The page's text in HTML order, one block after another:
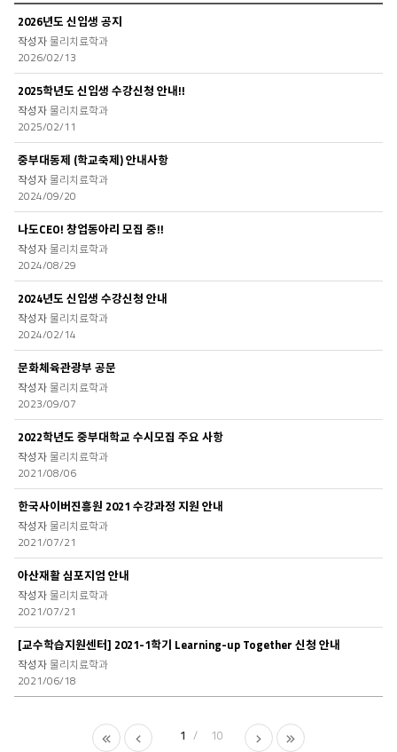
지
사
항
목
록
2026년도 신입생 공지
물리치료학과
2026/02/13
2025학년도 신입생 수강신청 안내!!
물리치료학과
2025/02/11
중부대동제 (학교축제) 안내사항
물리치료학과
2024/09/20
나도CEO! 창업동아리 모집 중!!
물리치료학과
2024/08/29
2024년도 신입생 수강신청 안내
물리치료학과
2024/02/14
문화체육관광부 공문
물리치료학과
2023/09/07
2022학년도 중부대학교 수시모집 주요 사항
물리치료학과
2021/08/06
한국사이버진흥원 2021 수강과정 지원 안내
물리치료학과
2021/07/21
아산재활 심포지엄 안내
물리치료학과
2021/07/21
[교수학습지원센터] 2021-1학기 Learning-up Together 신청 안내
물리치료학과
2021/06/18
1 10